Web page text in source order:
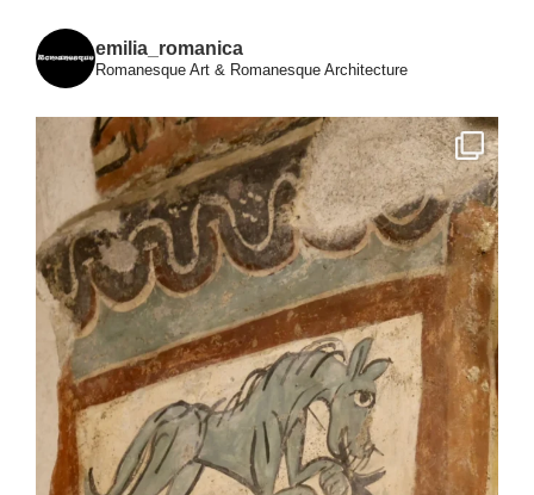
emilia_romanica
Romanesque Art & Romanesque Architecture